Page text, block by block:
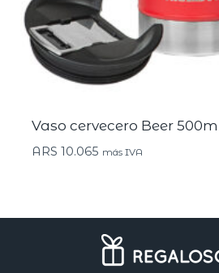
Vaso cervecero Beer
ARS 10.065 más IVA